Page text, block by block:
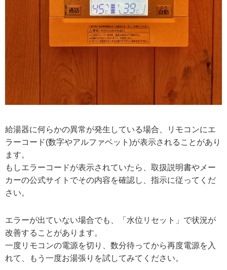
給湯器に何らかの異常が発生している場合、リモコンにエ
ラーコード(数字やアルファベット)が表示されることがあり
ます。
もしエラーコードが表示されていたら、取扱説明書やメー
カーの公式サイトでその内容を確認し、指示に従ってくだ
さい。
エラーが出ていない場合でも、「水位リセット」で状況が
改善することがあります。
一度リモコンの電源を切り、数分待ってから再度電源を入
れて、もう一度お湯張りを試してみてください。